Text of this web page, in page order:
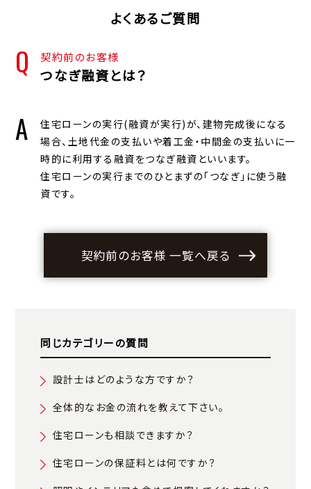
よくあるご質問
契約前のお客様
つなぎ融資とは？
住宅ローンの実行(融資が実行)が、建物完成後になる
場合、土地代金の支払いや着工金・中間金の支払いに一
時的に利用する融資をつなぎ融資といいます。
住宅ローンの実行までのひとまずの｢つなぎ｣に使う融
資です。
契約前のお客様 一覧へ戻る
同じカテゴリーの質問
設計士はどのような方ですか？
全体的なお金の流れを教えて下さい。
住宅ローンも相談できますか？
住宅ローンの保証料とは何ですか？